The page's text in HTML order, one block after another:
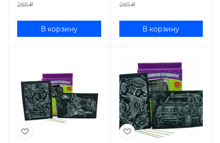
285₽
В корзину
285₽
В корзину